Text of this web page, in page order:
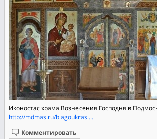
Иконостас храма Вознесения Господня в
http://mdmas.ru/blagoukrasi...
Комментировать